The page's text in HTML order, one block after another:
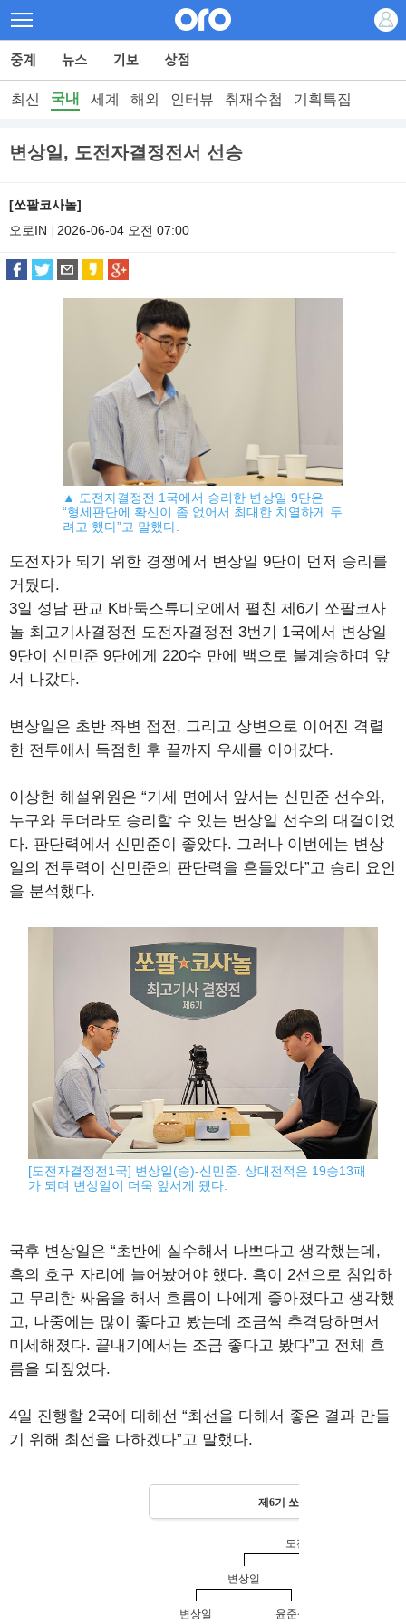
최신 국내 세계 해외 인터뷰 취재수첩 기획특집
변상일, 도전자결정전서 선승
[쏘팔코사놀]
오로IN
2026-06-04 오전 07:00
▲ 도전자결정전 1국에서 승리한 변상일 9단은
“형세판단에 확신이 좀 없어서 최대한 치열하게 두
려고 했다”고 말했다.
도전자가 되기 위한 경쟁에서 변상일 9단이 먼저 승리를
거뒀다.
3일 성남 판교 K바둑스튜디오에서 펼친 제6기 쏘팔코사
놀 최고기사결정전 도전자결정전 3번기 1국에서 변상일
9단이 신민준 9단에게 220수 만에 백으로 불계승하며 앞
서 나갔다.
변상일은 초반 좌변 접전, 그리고 상변으로 이어진 격렬
한 전투에서 득점한 후 끝까지 우세를 이어갔다.
이상헌 해설위원은 “기세 면에서 앞서는 신민준 선수와,
누구와 두더라도 승리할 수 있는 변상일 선수의 대결이었
다. 판단력에서 신민준이 좋았다. 그러나 이번에는 변상
일의 전투력이 신민준의 판단력을 흔들었다”고 승리 요인
을 분석했다.
[도전자결정전1국] 변상일(승)-신민준. 상대전적은 19승13패
가 되며 변상일이 더욱 앞서게 됐다.
국후 변상일은 “초반에 실수해서 나쁘다고 생각했는데,
흑의 호구 자리에 늘어놨어야 했다. 흑이 2선으로 침입하
고 무리한 싸움을 해서 흐름이 나에게 좋아졌다고 생각했
고, 나중에는 많이 좋다고 봤는데 조금씩 추격당하면서
미세해졌다. 끝내기에서는 조금 좋다고 봤다”고 전체 흐
름을 되짚었다.
4일 진행할 2국에 대해선 “최선을 다해서 좋은 결과 만들
기 위해 최선을 다하겠다”고 말했다.